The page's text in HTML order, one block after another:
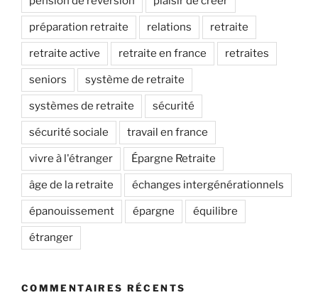
préparation retraite relations retraite
retraite active retraite en france retraites
seniors système de retraite
systèmes de retraite sécurité
sécurité sociale travail en france
vivre à l'étranger Épargne Retraite
âge de la retraite échanges intergénérationnels
épanouissement épargne équilibre
étranger
COMMENTAIRES RÉCENTS